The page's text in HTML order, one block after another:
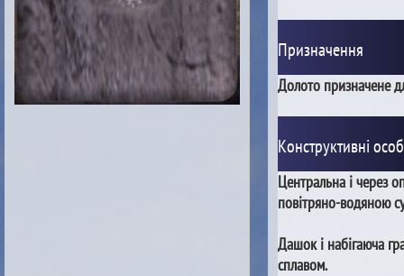
Призначення
Долото призначене
Конструктивні
Центральна і через
повітряно-водяною
Дашок і набігаюча
сплавом.